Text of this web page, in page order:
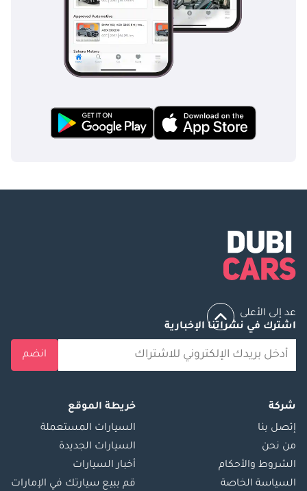
عد إلى الأعلى
اشترك في نشراتنا الإخبارية
انضم
شركة
إتصل بنا
من نحن
الشروط والأحكام
السياسة الخاصة
خريطة الموقع
السيارات المستعملة
السيارات الجديدة
أخبار السيارات
قم ببيع سيارتك في الإمارات